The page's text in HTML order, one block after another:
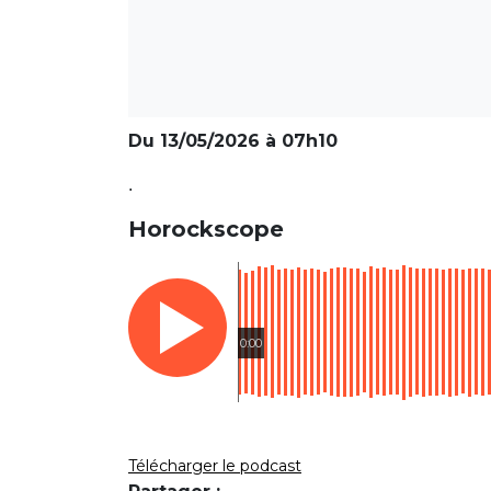
Du 13/05/2026 à 07h10
.
Horockscope
0:00
Télécharger le podcast